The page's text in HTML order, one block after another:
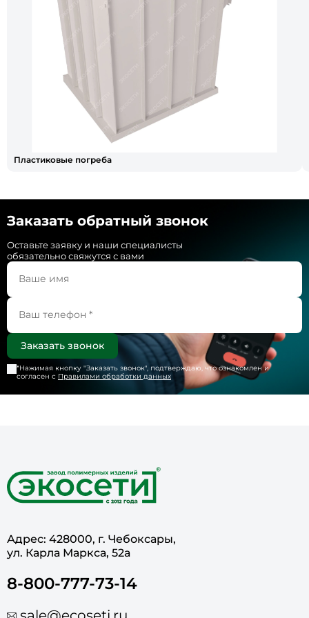
Пластиковые погреба
Заказать обратный звонок
Оставьте заявку и наши специалисты
обязательно свяжутся с вами
*Нажимая кнопку "Заказать звонок", подтверждаю, что ознакомлен и
согласен с Правилами обработки данных
Адрес: 428000, г. Чебоксары,
ул. Карла Маркса, 52а
8-800-777-73-14